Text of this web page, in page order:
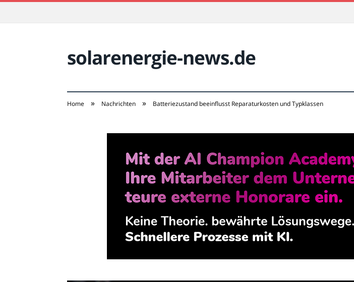
solarenergie-news.de
Home » Nachrichten » Batteriezustand beeinflusst Reparaturkosten und Typklassen